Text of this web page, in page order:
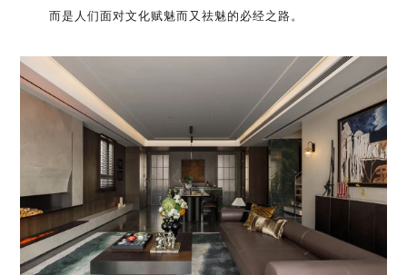
而是人们面对文化赋魅而又祛魅的必经之路。